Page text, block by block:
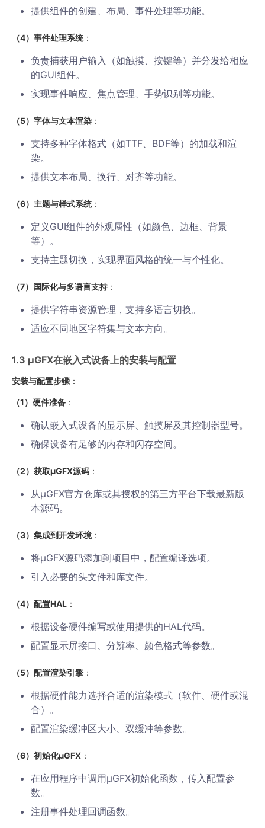
提供组件的创建、布局、事件处理等功能。
（4）事件处理系统：
负责捕获用户输入（如触摸、按键等）并分发给相应
的GUI组件。
实现事件响应、焦点管理、手势识别等功能。
（5）字体与文本渲染 ：
支持多种字体格式（如TTF、BDF等）的加载和渲
染。
提供文本布局、换行、对齐等功能。
（6）主题与样式系统：
定义GUI组件的外观属性（如颜色、边框、背景
等）。
支持主题切换，实现界面风格的统一与个性化。
（7）国际化与多语言支持 ：
提供字符串资源管理，支持多语言切换。
适应不同地区字符集与文本方向。
1.3 µGFX在嵌入式设备上的安装与配置
安装与配置步骤 ：
（1）硬件准备 ：
确认嵌入式设备的显示屏、触摸屏及其控制器型号。
确保设备有足够的内存和闪存空间。
（2）获取µGFX源码 ：
从µGFX官方仓库或其授权的第三方平台下载最新版
本源码。
（3）集成到开发环境 ：
将µGFX源码添加到项目中，配置编译选项。
引入必要的头文件和库文件。
（4）配置HAL ：
根据设备硬件编写或使用提供的HAL代码。
配置显示屏接口、分辨率、颜色格式等参数。
（5）配置渲染引擎 ：
根据硬件能力选择合适的渲染模式（软件、硬件或混
合）。
配置渲染缓冲区大小、双缓冲等参数。
（6）初始化µGFX ：
在应用程序中调用µGFX初始化函数，传入配置参
数。
注册事件处理回调函数。